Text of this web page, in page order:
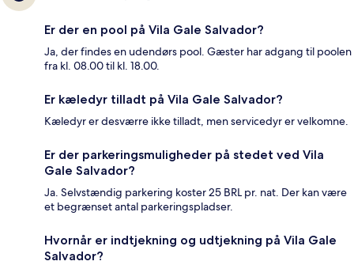
Er der en pool på Vila Gale Salvador?
Ja, der findes en udendørs pool. Gæster har adgang til poolen
fra kl. 08.00 til kl. 18.00.
Er kæledyr tilladt på Vila Gale Salvador?
Kæledyr er desværre ikke tilladt, men servicedyr er velkomne.
Er der parkeringsmuligheder på stedet ved Vila
Gale Salvador?
Ja. Selvstændig parkering koster 25 BRL pr. nat. Der kan være
et begrænset antal parkeringspladser.
Hvornår er indtjekning og udtjekning på Vila Gale
Salvador?